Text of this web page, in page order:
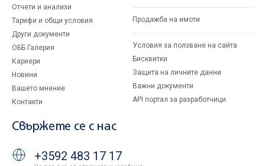
Отчети и анализи
Тарифи и общи условия
Други документи
ОББ Галерия
Кариери
Новини
Вашето мнение
Контакти
Продажба на имоти
Условия за ползване на сайта
Бисквитки
Защита на личните данни
Важни документи
API портал за разработчици
Свържете се с нас
+3592 483 17 17